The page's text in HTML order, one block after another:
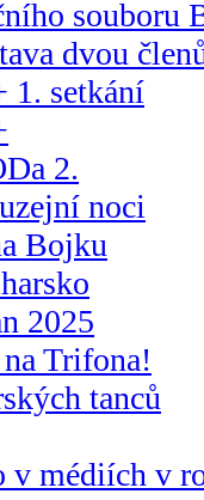
souboru
dvou
1. setkání
2.
noci
Bojku
2025
Trifona!
tanců
v médiích v